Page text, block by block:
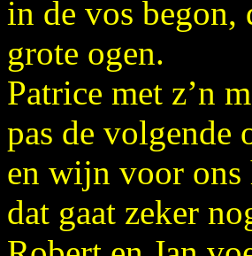
in de vos begon,
grote ogen.
Patrice met z’n
pas de volgende
en wijn voor ons
dat gaat zeker